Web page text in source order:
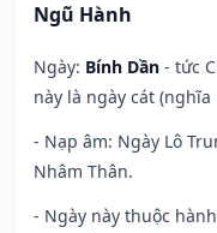
Ngũ Hành
Ngày: Bính Dần - tức
này là ngày cát (nghĩa
- Nạp âm: Ngày Lô
Nhâm Thân.
- Ngày này thuộc